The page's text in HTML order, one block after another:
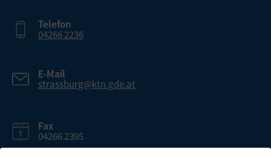
Telefon
04266 2236
E-Mail
strassburg@ktn.gde.at
Fax
04266 2395